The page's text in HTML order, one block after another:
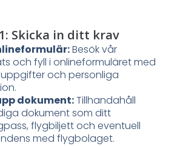
Skicka in ditt krav
Besök vår
och fyll i onlineformuläret med
och personliga
dokument:Tillhandahåll
dokument som ditt
flygbiljett och eventuell
med flygbolaget.